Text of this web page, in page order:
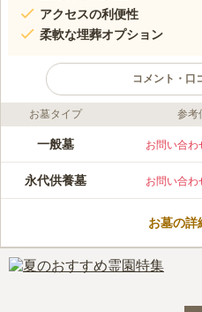
アクセスの利便性
柔軟な埋葬オプション
コメント・口
口コミ評価
この霊園はまだ誰からも評価されてい
お墓タイプ 参考
一般墓 お問い合わ
永代供養墓 お問い合わ
お墓の詳